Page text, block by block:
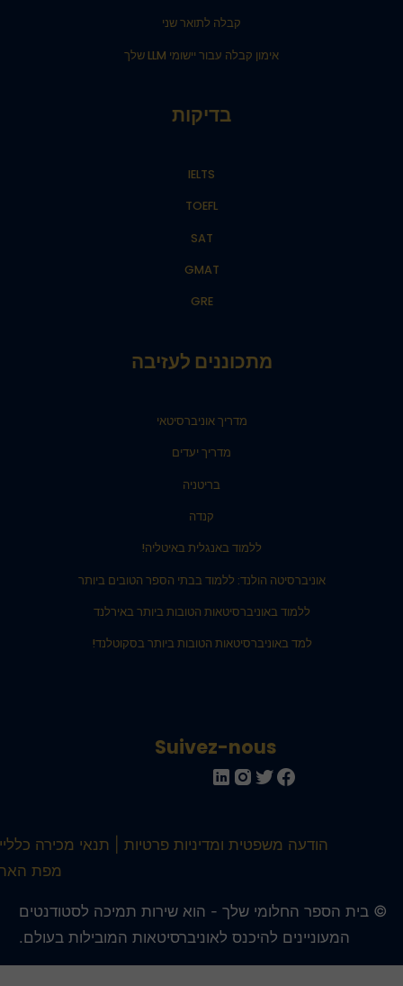
קבלה לתואר שני
אימון קבלה עבור יישומי LLM שלך
בדיקות
IELTS
TOEFL
SAT
GMAT
GRE
מתכוננים לעזיבה
מדריך אוניברסיטאי
מדריך יעדים
בריטניה
קנדה
ללמוד באנגלית באיטליה!
אוניברסיטה הולנד: ללמוד בבתי הספר הטובים ביותר
ללמוד באוניברסיטאות הטובות ביותר באירלנד
למד באוניברסיטאות הטובות ביותר בסקוטלנד!
Suivez-nous
הודעה משפטית ומדיניות פרטיות
תנאי מכירה כלליים
מפת האתר
בית הספר החלומי שלך - הוא שירות תמיכה לסטודנטים
המעוניינים להיכנס לאוניברסיטאות המובילות בעולם.